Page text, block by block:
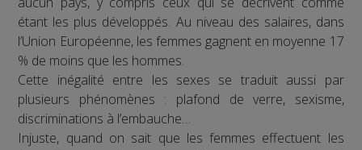
étant les plus développés. Au niveau des salaires, dans
l’Union Européenne, les femmes gagnent en moyenne 17
% de moins que les hommes.
Cette inégalité entre les sexes se traduit aussi par
plusieurs phénomènes : plafond de verre, sexisme,
discriminations à l’embauche…
Injuste, quand on sait que les femmes effectuent les